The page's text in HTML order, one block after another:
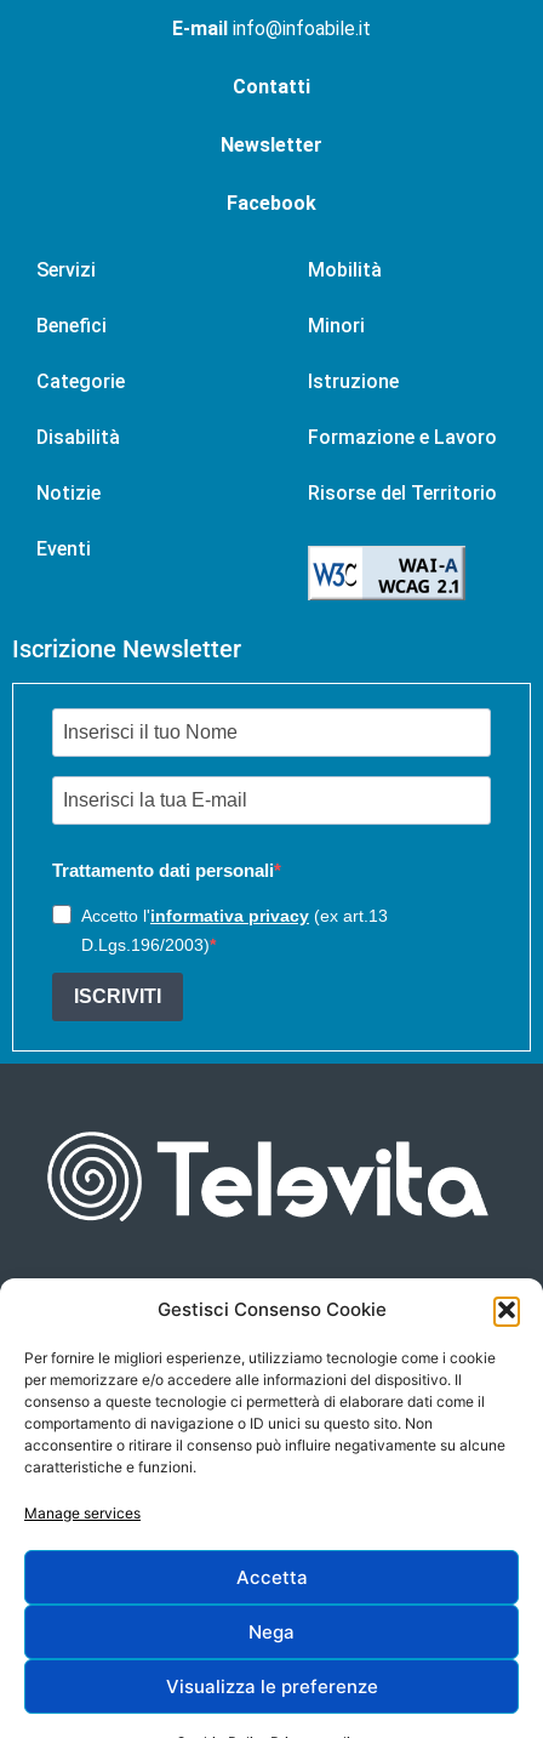
Gestisci Consenso Cookie
Per fornire le migliori esperienze, utilizziamo tecnologie come i cookie
per memorizzare e/o accedere alle informazioni del dispositivo. Il
consenso a queste tecnologie ci permetterà di elaborare dati come il
comportamento di navigazione o ID unici su questo sito. Non
acconsentire o ritirare il consenso può influire negativamente su alcune
caratteristiche e funzioni.
Manage services
Accetta
Nega
Visualizza le preferenze
E-mail info@infoabile.it
Contatti
Newsletter
Facebook
Servizi
Benefici
Categorie
Disabilità
Notizie
Eventi
Mobilità
Minori
Istruzione
Formazione e Lavoro
Risorse del Territorio
Iscrizione Newsletter
Trattamento dati personali
Accetto l'informativa privacy (ex art.13
D.Lgs.196/2003)
ISCRIVITI
Piazza san Giovanni, 6
P.Iva 00566630323
info@televita.it
Progetto e sviluppo: